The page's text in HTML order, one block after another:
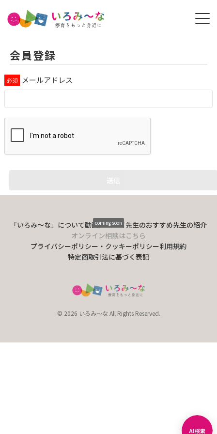
会員登録
メールアドレス
「いろみ〜な」について動画について先生のおすすめ先生の紹介
オンライン相談はこちら
coming soon
プライバシーポリシー・クッキーポリシー利用規約
特定商取引法に基づく表記
© 2026 いろみ～な All Rights Reserved.
AI検索